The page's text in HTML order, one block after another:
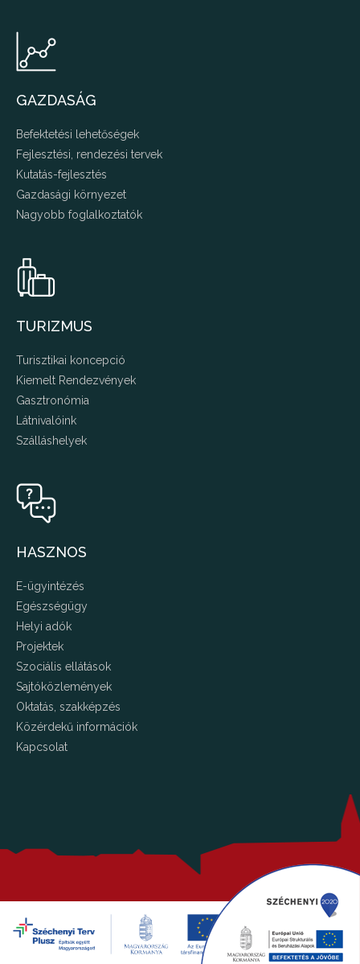
GAZDASÁG
Befektetési lehetőségek
Fejlesztési, rendezési tervek
Kutatás-fejlesztés
Gazdasági környezet
Nagyobb foglalkoztatók
TURIZMUS
Turisztikai koncepció
Kiemelt Rendezvények
Gasztronómia
Látnivalóink
Szálláshelyek
HASZNOS
E-ügyintézés
Egészségügy
Helyi adók
Projektek
Szociális ellátások
Sajtóközlemények
Oktatás, szakképzés
Közérdekű információk
Kapcsolat
Copyright © 2026 Kalocsa.hu Minden jog fenntartva!